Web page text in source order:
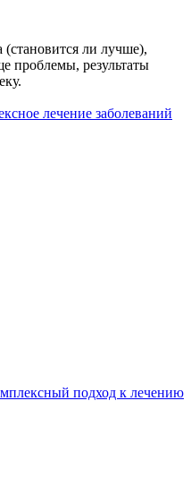
ли лучше),
проблемы, результаты
лечение заболеваний
подход к лечению